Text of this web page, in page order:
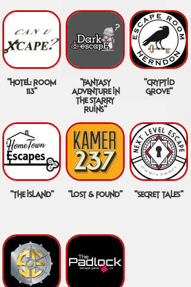
"hotel: room
113"
"fantasy
adventure in
the starry
ruins"
"cryptid
grove"
"the island" "lost & found" "secret tales"